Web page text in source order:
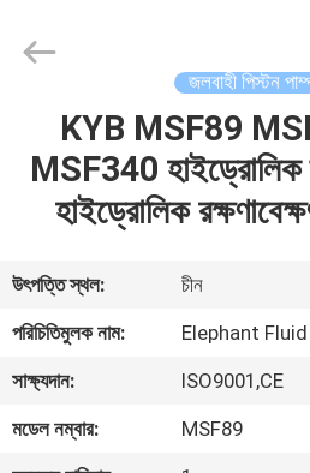
আমাদের
সম্পর্কে
কারখানা
ভ্রমণ
Power
Co.,Ltd.
জলবাহী পিস্টন
KYB MSF89
MSF340 হাইড্রোলিক
হাইড্রোলিক
উৎপত্তি স্থল:
চীন
পরিচিতিমুলক নাম:
Elephant
সাক্ষ্যদান:
ISO9001,CE
মডেল নম্বার:
MSF89